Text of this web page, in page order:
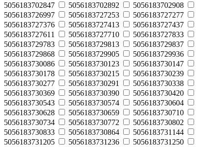
5056183702847
5056183702892
5056183702908
5056183726997
5056183727253
5056183727277
5056183727376
5056183727413
5056183727437
5056183727611
5056183727710
5056183727833
5056183729783
5056183729813
5056183729837
5056183729868
5056183729905
5056183729936
5056183730086
5056183730123
5056183730147
5056183730178
5056183730215
5056183730239
5056183730277
5056183730291
5056183730338
5056183730369
5056183730390
5056183730420
5056183730543
5056183730574
5056183730604
5056183730628
5056183730659
5056183730710
5056183730734
5056183730772
5056183730802
5056183730833
5056183730864
5056183731144
5056183731205
5056183731236
5056183731250